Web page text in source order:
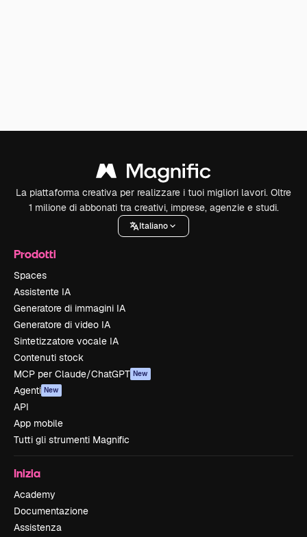
La piattaforma creativa per realizzare i tuoi migliori lavori. Oltre
1 milione di abbonati tra creativi, imprese, agenzie e studi.
Italiano
Prodotti
Spaces
Assistente IA
Generatore di immagini IA
Generatore di video IA
Sintetizzatore vocale IA
Contenuti stock
MCP per Claude/ChatGPT New
Agenti New
API
App mobile
Tutti gli strumenti Magnific
Inizia
Academy
Documentazione
Assistenza